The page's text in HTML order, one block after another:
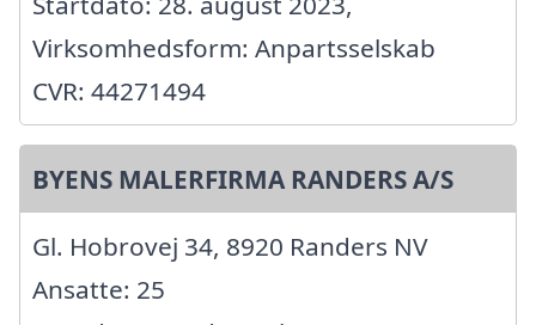
Virksomhedsform: Anpartsselskab
CVR: 44271494
BYENS MALERFIRMA RANDERS A/S
Gl. Hobrovej 34, 8920 Randers NV
Ansatte: 25